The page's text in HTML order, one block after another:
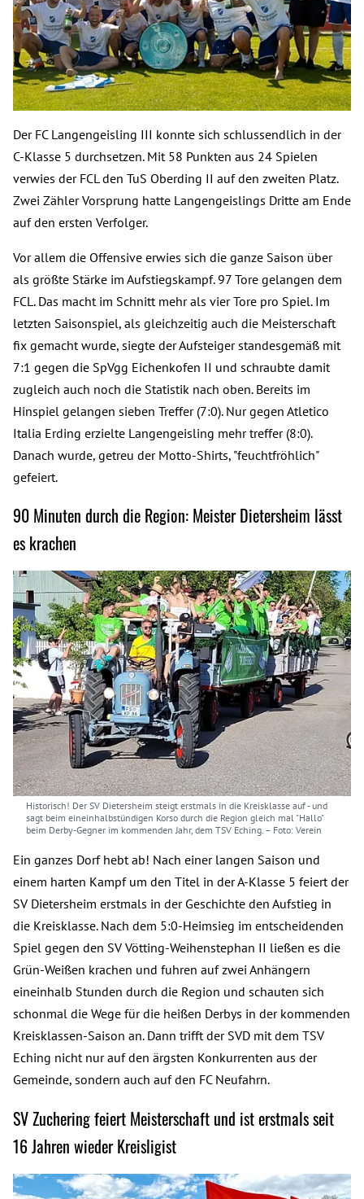
Der FC Langengeisling III konnte sich schlussendlich in der
C-Klasse 5 durchsetzen. Mit 58 Punkten aus 24 Spielen
verwies der FCL den TuS Oberding II auf den zweiten Platz.
Zwei Zähler Vorsprung hatte Langengeislings Dritte am Ende
auf den ersten Verfolger.
Vor allem die Offensive erwies sich die ganze Saison über
als größte Stärke im Aufstiegskampf. 97 Tore gelangen dem
FCL. Das macht im Schnitt mehr als vier Tore pro Spiel. Im
letzten Saisonspiel, als gleichzeitig auch die Meisterschaft
fix gemacht wurde, siegte der Aufsteiger standesgemäß mit
7:1 gegen die SpVgg Eichenkofen II und schraubte damit
zugleich auch noch die Statistik nach oben. Bereits im
Hinspiel gelangen sieben Treffer (7:0). Nur gegen Atletico
Italia Erding erzielte Langengeisling mehr treffer (8:0).
Danach wurde, getreu der Motto-Shirts, "feuchtfröhlich"
gefeiert.
90 Minuten durch die Region: Meister Dietersheim lässt
es krachen
Historisch! Der SV Dietersheim steigt erstmals in die Kreisklasse auf - und
sagt beim eineinhalbstündigen Korso durch die Region gleich mal "Hallo"
beim Derby-Gegner im kommenden Jahr, dem TSV Eching. – Foto: Verein
Ein ganzes Dorf hebt ab! Nach einer langen Saison und
einem harten Kampf um den Titel in der A-Klasse 5 feiert der
SV Dietersheim erstmals in der Geschichte den Aufstieg in
die Kreisklasse. Nach dem 5:0-Heimsieg im entscheidenden
Spiel gegen den SV Vötting-Weihenstephan II ließen es die
Grün-Weißen krachen und fuhren auf zwei Anhängern
eineinhalb Stunden durch die Region und schauten sich
schonmal die Wege für die heißen Derbys in der kommenden
Kreisklassen-Saison an. Dann trifft der SVD mit dem TSV
Eching nicht nur auf den ärgsten Konkurrenten aus der
Gemeinde, sondern auch auf den FC Neufahrn.
SV Zuchering feiert Meisterschaft und ist erstmals seit
16 Jahren wieder Kreisligist